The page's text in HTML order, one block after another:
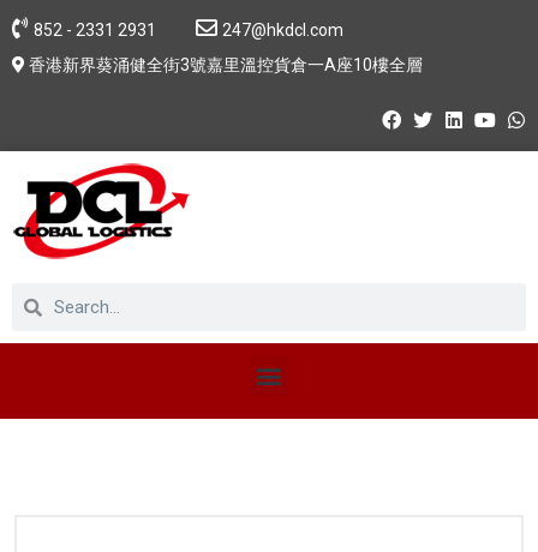
852 - 2331 2931
247@hkdcl.com
香港新界葵涌健全街3號嘉里溫控貨倉一A座10樓全層